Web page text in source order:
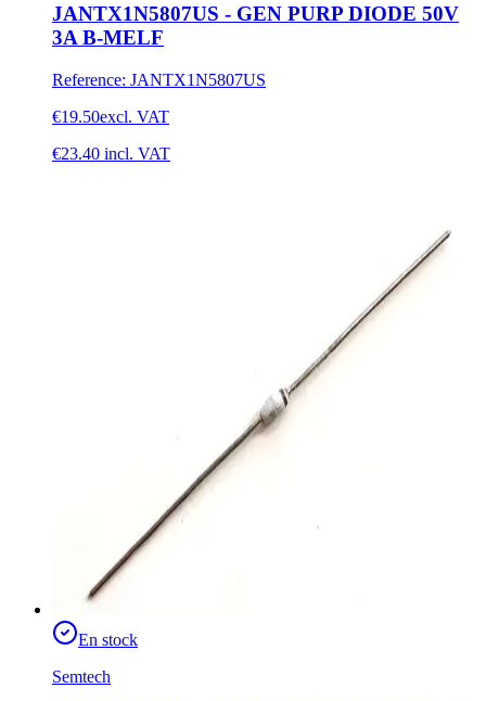
JANTX1N5807US - GEN PURP DIODE 50V
3A B-MELF
Reference: JANTX1N5807US
€19.50excl. VAT
€23.40 incl. VAT
En stock
Semtech